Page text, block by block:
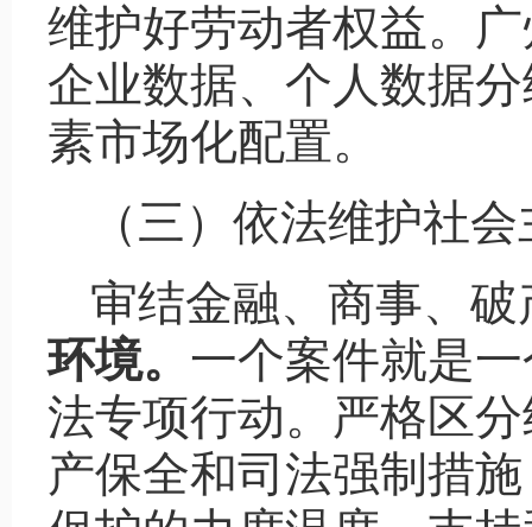
维护好劳动者权益。
企业数据、个人数据
素市场化配置。
（三）依法维护社
审结金融、商事、
环境。 一个案件就是
法专项行动。严格区
产保全和司法强制措